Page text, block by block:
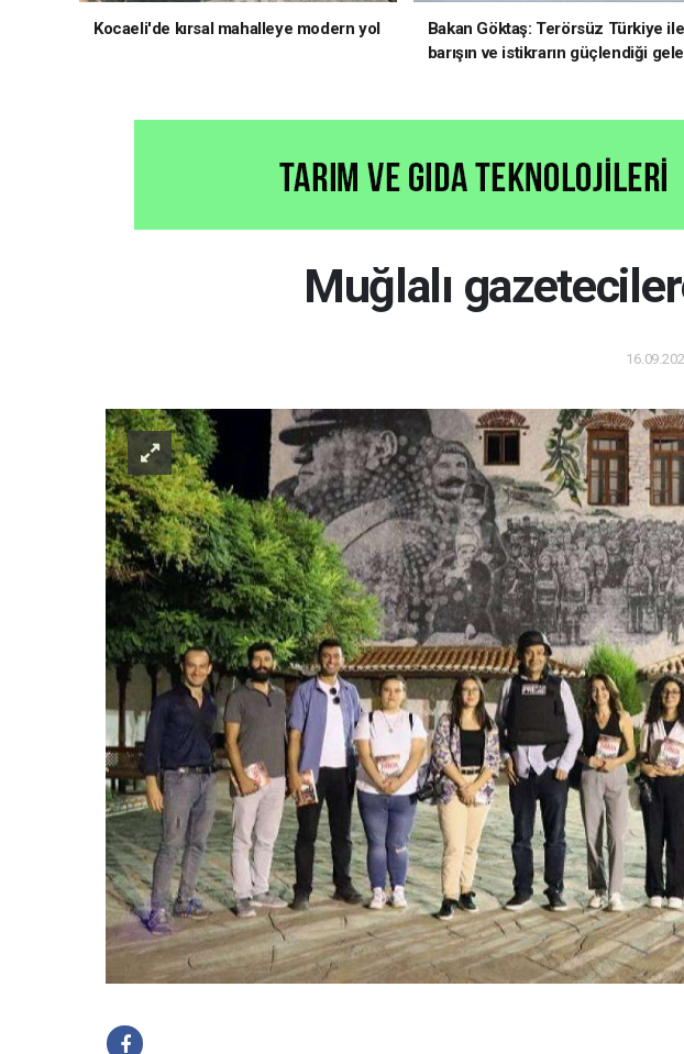
Kocaeli'de kırsal mahalleye modern yol
Bakan Göktaş: Terörsüz Türkiye ile
barışın ve istikrarın güçlendiği
Muğlalı